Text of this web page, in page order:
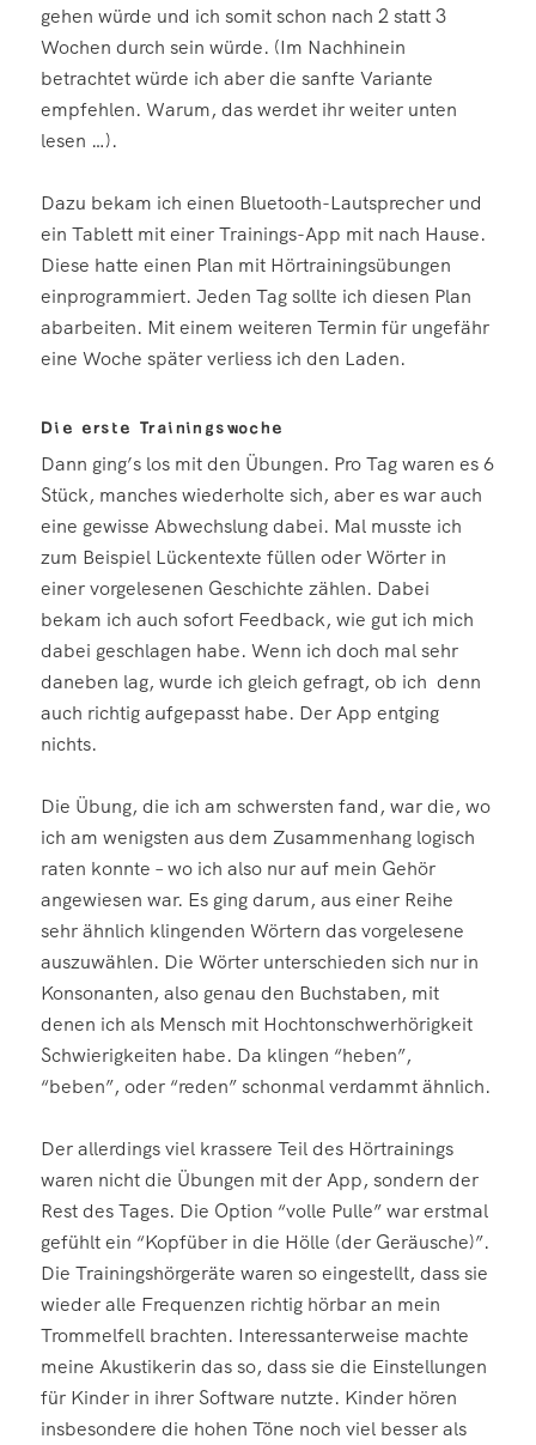
gehen würde und ich somit schon nach 2 statt 3
Wochen durch sein würde. (Im Nachhinein
betrachtet würde ich aber die sanfte Variante
empfehlen. Warum, das werdet ihr weiter unten
lesen …).
Dazu bekam ich einen Bluetooth-Lautsprecher und
ein Tablett mit einer Trainings-App mit nach Hause.
Diese hatte einen Plan mit Hörtrainingsübungen
einprogrammiert. Jeden Tag sollte ich diesen Plan
abarbeiten. Mit einem weiteren Termin für ungefähr
eine Woche später verliess ich den Laden.
Die erste Trainingswoche
Dann ging’s los mit den Übungen. Pro Tag waren es 6
Stück, manches wiederholte sich, aber es war auch
eine gewisse Abwechslung dabei. Mal musste ich
zum Beispiel Lückentexte füllen oder Wörter in
einer vorgelesenen Geschichte zählen. Dabei
bekam ich auch sofort Feedback, wie gut ich mich
dabei geschlagen habe. Wenn ich doch mal sehr
daneben lag, wurde ich gleich gefragt, ob ich denn
auch richtig aufgepasst habe. Der App entging
nichts.
Die Übung, die ich am schwersten fand, war die, wo
ich am wenigsten aus dem Zusammenhang logisch
raten konnte – wo ich also nur auf mein Gehör
angewiesen war. Es ging darum, aus einer Reihe
sehr ähnlich klingenden Wörtern das vorgelesene
auszuwählen. Die Wörter unterschieden sich nur in
Konsonanten, also genau den Buchstaben, mit
denen ich als Mensch mit Hochtonschwerhörigkeit
Schwierigkeiten habe. Da klingen “heben”,
“beben”, oder “reden” schonmal verdammt ähnlich.
Der allerdings viel krassere Teil des Hörtrainings
waren nicht die Übungen mit der App, sondern der
Rest des Tages. Die Option “volle Pulle” war erstmal
gefühlt ein “Kopfüber in die Hölle (der Geräusche)”.
Die Trainingshörgeräte waren so eingestellt, dass sie
wieder alle Frequenzen richtig hörbar an mein
Trommelfell brachten. Interessanterweise machte
meine Akustikerin das so, dass sie die Einstellungen
für Kinder in ihrer Software nutzte. Kinder hören
insbesondere die hohen Töne noch viel besser als